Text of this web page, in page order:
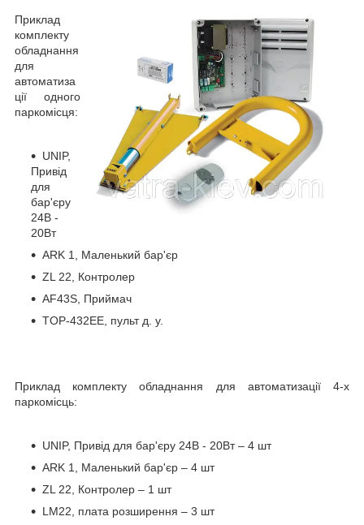
Приклад
комплекту
обладнання
для
автоматиза
ції одного
паркомісця:
UNIP,
Привід
для
бар'єру
24В -
20Вт
ARK 1, Маленький бар'єр
ZL 22, Контролер
AF43S, Приймач
TOP-432EE, пульт д. у.
Приклад комплекту обладнання для автоматизації 4-х
паркомісць:
UNIP, Привід для бар'єру 24В - 20Вт – 4 шт
ARK 1, Маленький бар'єр – 4 шт
ZL 22, Контролер – 1 шт
LM22, плата розширення – 3 шт